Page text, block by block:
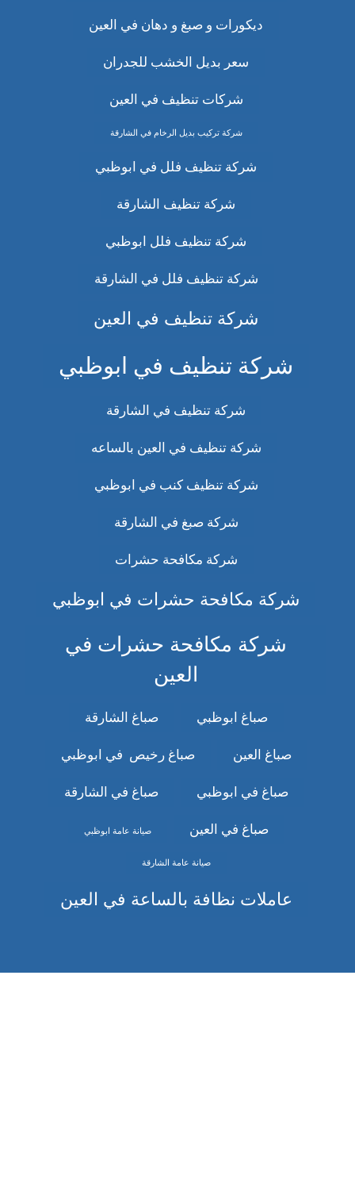
ديكورات و صبغ و دهان في العين
سعر بديل الخشب للجدران
شركات تنظيف في العين
شركة تركيب بديل الرخام في الشارقة
شركة تنظيف فلل في ابوظبي
شركة تنظيف الشارقة
شركة تنظيف فلل ابوظبي
شركة تنظيف فلل في الشارقة
شركة تنظيف في العين
شركة تنظيف في ابوظبي
شركة تنظيف في الشارقة
شركة تنظيف في العين بالساعه
شركة تنظيف كنب في ابوظبي
شركة صبغ في الشارقة
شركة مكافحة حشرات
شركة مكافحة حشرات في ابوظبي
شركة مكافحة حشرات في
العين
صباغ ابوظبي صباغ الشارقة
صباغ العين صباغ رخيص في ابوظبي
صباغ في ابوظبي صباغ في الشارقة
صباغ في العين صيانة عامة ابوظبي
صيانة عامة الشارقة
عاملات نظافة بالساعة في العين